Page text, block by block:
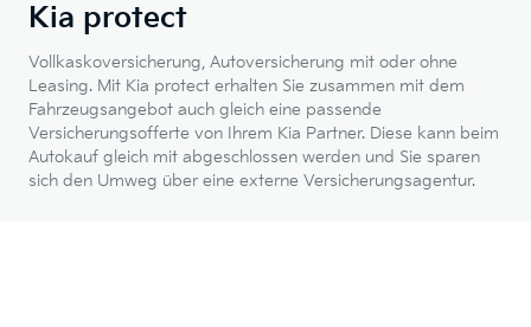
Kia protect
Vollkaskoversicherung, Autoversicherung mit oder ohne
Leasing. Mit Kia protect erhalten Sie zusammen mit dem
Fahrzeugsangebot auch gleich eine passende
Versicherungsofferte von Ihrem Kia Partner. Diese kann beim
Autokauf gleich mit abgeschlossen werden und Sie sparen
sich den Umweg über eine externe Versicherungsagentur.